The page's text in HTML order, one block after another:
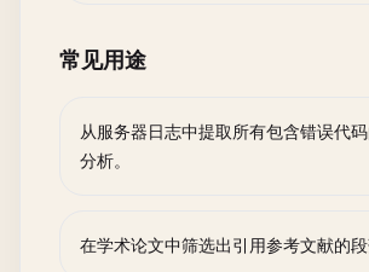
常见用途
从服务器日志中提取所有包含错误代
分析。
在学术论文中筛选出引用参考文献的段